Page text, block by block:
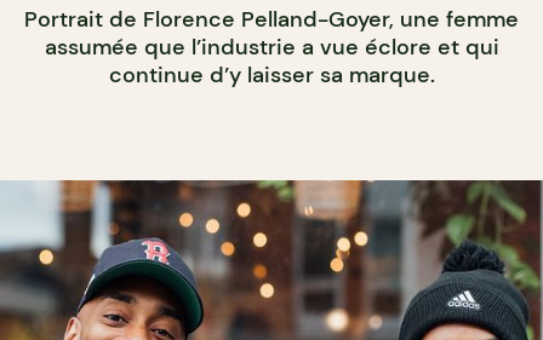
Portrait de Florence Pelland-Goyer, une femme
assumée que l’industrie a vue éclore et qui
continue d’y laisser sa marque.